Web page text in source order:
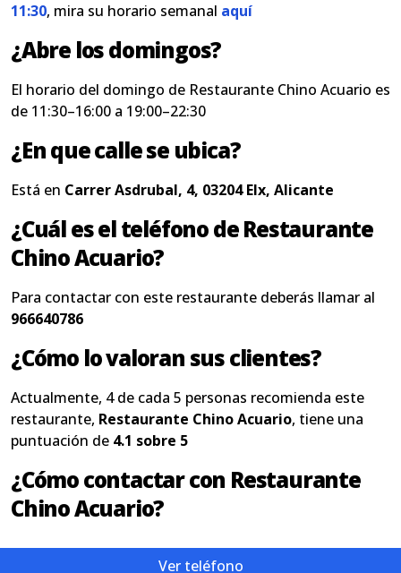
11:30, mira su horario semanal aquí
¿Abre los domingos?
El horario del domingo de Restaurante Chino Acuario es
de 11:30–16:00 a 19:00–22:30
¿En que calle se ubica?
Está en Carrer Asdrubal, 4, 03204 Elx, Alicante
¿Cuál es el teléfono de Restaurante
Chino Acuario?
Para contactar con este restaurante deberás llamar al
966640786
¿Cómo lo valoran sus clientes?
Actualmente, 4 de cada 5 personas recomienda este
restaurante, Restaurante Chino Acuario, tiene una
puntuación de 4.1 sobre 5
¿Cómo contactar con Restaurante
Chino Acuario?
Ver teléfono